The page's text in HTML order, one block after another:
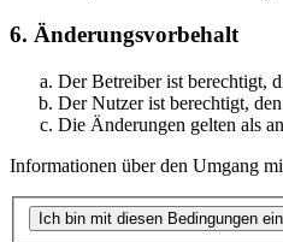
6. Änderungsvorbehalt
Der Betreiber ist berechtigt,
Der Nutzer ist berechtigt,
Die Änderungen gelten als
Informationen über den Umgang